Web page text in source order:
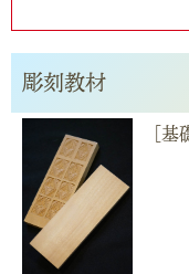
彫刻教材
［